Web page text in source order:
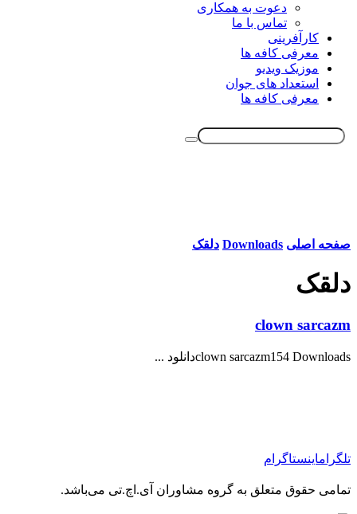
دعوت به همکاری
تماس با ما
کارآفرینی
معرفی کافه ها
موزیک ویدیو
استعداد های جوان
معرفی کافه ها
صفحه اصلی Downloads دلقک
دلقک
clown sarcazm
clown sarcazm154 Downloadsدانلود ...
تلگراماینستاگرام
تمامی حقوق متعلق به گروه مشاوران آی.اچ.تی می‌باشد.